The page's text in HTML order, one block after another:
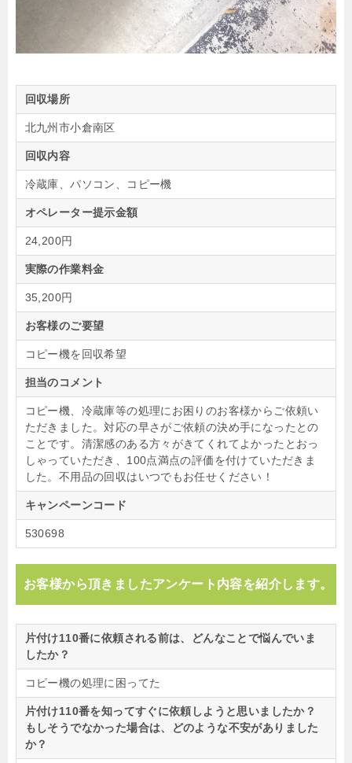
回収場所
北九州市小倉南区
回収内容
冷蔵庫、パソコン、コピー機
オペレーター提示金額
24,200円
実際の作業料金
35,200円
お客様のご要望
コピー機を回収希望
担当のコメント
コピー機、冷蔵庫等の処理にお困りのお客様からご依頼い
ただきました。対応の早さがご依頼の決め手になったとの
ことです。清潔感のある方々がきてくれてよかったとおっ
しゃっていただき、100点満点の評価を付けていただきま
した。不用品の回収はいつでもお任せください！
キャンペーンコード
530698
お客様から頂きましたアンケート内容を紹介します。
片付け110番に依頼される前は、どんなことで悩んでいま
したか？
コピー機の処理に困ってた
片付け110番を知ってすぐに依頼しようと思いましたか？
もしそうでなかった場合は、どのような不安がありました
か？